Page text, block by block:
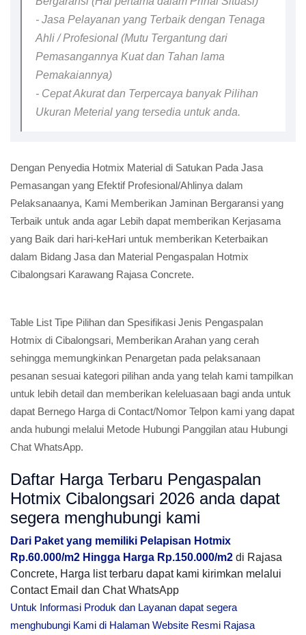
- Jasa Pelayanan yang Terbaik dengan Tenaga
Ahli / Profesional (Mutu Tergantung dari
Pemasangannya Kuat dan Tahan lama
Pemakaiannya)
- Cepat Akurat dan Terpercaya banyak Pilihan
Ukuran Meterial yang tersedia untuk anda.
Dengan Penyedia Hotmix Material di Satukan Pada Jasa
Pemasangan yang Efektif Profesional/Ahlinya dalam
Pelaksanaanya, Kami Memberikan Jaminan Bergaransi yang
Terbaik untuk anda agar Lebih dapat memberikan Kerjasama
yang Baik dari hari-keHari untuk memberikan Keterbaikan
dalam Bidang Jasa dan Material Pengaspalan Hotmix
Cibalongsari Karawang Rajasa Concrete.
Table List Tipe Pilihan dan Spesifikasi Jenis Pengaspalan
Hotmix di Cibalongsari, Memberikan Arahan yang cerah
sehingga memungkinkan Penargetan pada pelaksanaan
pesanan sesuai kategori pilihan anda yang telah kami tampilkan
untuk lebih detail dan memberikan keleluasaan bagi anda untuk
dapat Bernego Harga di Contact/Nomor Telpon kami yang dapat
anda hubungi melalui Metode Hubungi Panggilan atau Hubungi
Chat WhatsApp.
Daftar Harga Terbaru Pengaspalan
Hotmix Cibalongsari 2026 anda dapat
segera menghubungi kami
Dari Paket yang memiliki Pelapisan Hotmix
Rp.60.000/m2 Hingga Harga Rp.150.000/m2 di Rajasa
Concrete, Harga list terbaru dapat kami kirimkan melalui
Contact Email dan Chat WhatsApp
Untuk Informasi Produk dan Layanan dapat segera
menghubungi Kami di Halaman Website Resmi Rajasa